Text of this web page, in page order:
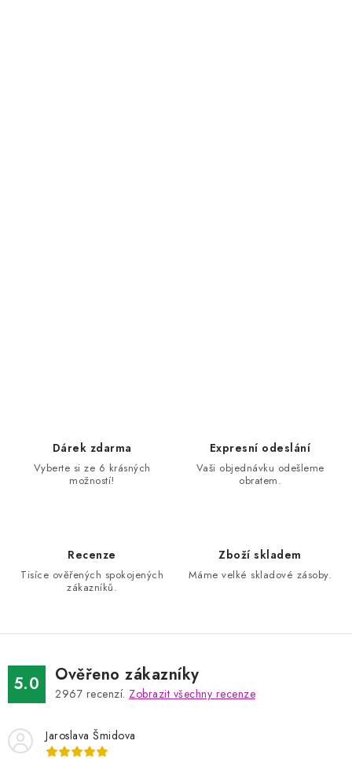
Dárek zdarma
Vyberte si ze 6 krásných
možností!
Expresní odeslání
Vaši objednávku odešleme
obratem.
Recenze
Tisíce ověřených spokojených
zákazníků.
Zboží skladem
Máme velké skladové zásoby.
5.0 Ověřeno zákazníky
2967 recenzí. Zobrazit všechny recenze
Jaroslava Šmidova